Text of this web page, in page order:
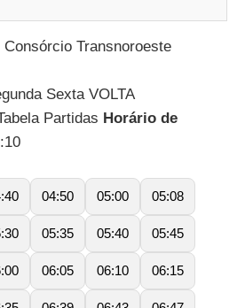
Transnoroeste
Sexta VOLTA
Partidas Horário de
04:50 05:00 05:08
05:35 05:40 05:45
06:05 06:10 06:15